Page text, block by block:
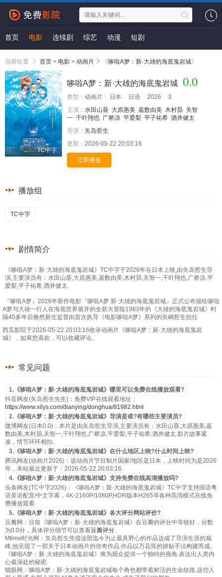
首页 电影 连续剧 综艺 动漫 短剧
当前位置 首页 > 电影 > 动画片 《哆啦A梦：新·大雄的海底鬼岩城》
TC中字
哆啦A梦：新·大雄的海底鬼岩城 0.0
类型： 动画片 日本 日语 2026
3
主演： 水田山葵 大原惠美 嘉数由美 木村昴 关智
一 千叶翔也 广桥凉 平爱梨 平子祐希 酒井健太
导演： 矢岛哲生
更新： 2026-05-22 20:03:16
立即播放
播放组
TC中字
剧情简介
《哆啦A梦：新·大雄的海底鬼岩城》TC中字于2026年在日本上映,由矢岛哲生导
演,主要演员有：水田山葵,大原惠美,嘉数由美,木村昴,关智一,千叶翔也,广桥凉,平
爱梨,平子祐希,酒井健太.
『哆啦A梦』2026年新作电影『哆啦A梦 新·大雄的海底鬼岩城』正式公布描绘哆啦
A梦与大雄一行人在海底世界展开的全新大冒险1983年的《大雄的海底鬼岩城》时
隔40多年后焕然新生监督由首次执导《电影哆啦A梦》系列的矢嶋哲生担任
西瓜影院于2026-05-22 20:03:16收录动画片《哆啦A梦：新·大雄的海底鬼岩
城》，如果您喜欢，可以收藏评论。
常见问题
1.《哆啦A梦：新·大雄的海底鬼岩城》哪里可以免费在线播放观看?
抖音网友(矢岛哲生先生)：免费VIP在线观看地址：
https://www.xilys.com/dianying/donghua/81982.html
2.《哆啦A梦：新·大雄的海底鬼岩城》导演是谁?有哪些主要演员?
微博网友(日本0.0)：本片是由矢岛哲生导演,主要演员有：水田山葵,大原惠美,嘉
数由美,木村昴,关智一,千叶翔也,广桥凉,平爱梨,平子祐希,酒井健太.影片故事紧
凑，情节环环相扣.
3.《哆啦A梦：新·大雄的海底鬼岩城》在什么地区上映?什么时间上映?
腾讯网友(动画片2026)：该动画片节目制片国家/地区是日本，上映时间为是2026
年，本站最近更新于：2026-05-22 20:03:16.
4.《哆啦A梦：新·大雄的海底鬼岩城》支持免费在线高清播放吗?
头条网友(TC中字2026)：《哆啦A梦：新·大雄的海底鬼岩城》TC中字支持国语粤
语英语配音/中文字幕，4K-2160P/1080P,HDR版本H265等各种高清模式在线免
费播放观看.
5.《哆啦A梦：新·大雄的海底鬼岩城》各大评分网站评价?
豆瓣网：目前《哆啦A梦：新·大雄的海底鬼岩城》在豆瓣的评分中等较好，分数
为0.0分，具体评分细节可以查看豆瓣评分.
Mtime时光网：矢岛哲生凭借这部迄今为止最具野心的作品达成了导演生涯的巅
峰,他呈现了一部关于日本动画片的传奇作品.作品以万花筒的拼贴手法构建而成,
《哆啦A梦：新·大雄的海底鬼岩城》将为观众提供一个独特的视角,表达出人类内
心最深处的秘密.
猫眼网：哆啦A梦：新·大雄的海底鬼岩城每个角色都带着鲜活的生命纹路,这些人